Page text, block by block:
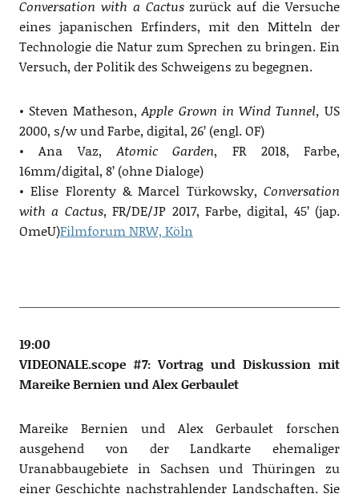
Conversation with a Cactuszurück auf die Versuche
eines japanischen Erfinders, mit den Mitteln der
Technologie die Natur zum Sprechen zu bringen. Ein
Versuch, der Politik des Schweigens zu begegnen.
• Steven Matheson,Apple Grown in Wind Tunnel, US
2000, s/w und Farbe, digital, 26’ (engl. OF)
• Ana Vaz,Atomic Garden, FR 2018, Farbe,
16mm/digital, 8’ (ohne Dialoge)
• Elise Florenty & Marcel Türkowsky,Conversation
with a Cactus, FR/DE/JP 2017, Farbe, digital, 45’ (jap.
OmeU)Filmforum NRW, Köln
19:00
VIDEONALE.scope #7: Vortrag und Diskussion mit
Mareike Bernien und Alex Gerbaulet
Mareike Bernien und Alex Gerbaulet forschen
ausgehend von der Landkarte ehemaliger
Uranabbaugebiete in Sachsen und Thüringen zu
einer Geschichte nachstrahlender Landschaften. Sie